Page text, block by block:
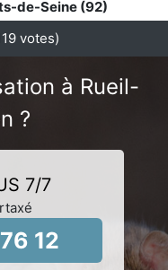
de-Seine (92)
votes)
à Rueil-
?
7/7
12